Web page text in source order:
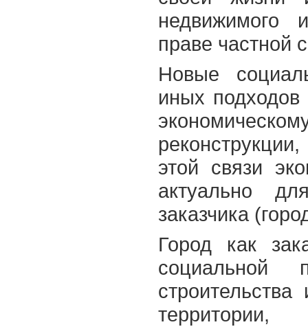
недвижимого
праве частной
Новые
иных подходов
этой связи
актуально
заказчика
Город как
социальной